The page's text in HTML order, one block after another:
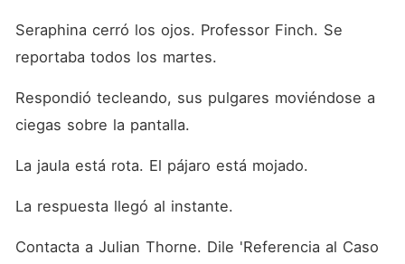
Seraphina cerró los ojos. Professor Finch. Se
reportaba todos los martes.
Respondió tecleando, sus pulgares moviéndose a
ciegas sobre la pantalla.
La jaula está rota. El pájaro está mojado.
La respuesta llegó al instante.
Contacta a Julian Thorne. Dile 'Referencia al Caso